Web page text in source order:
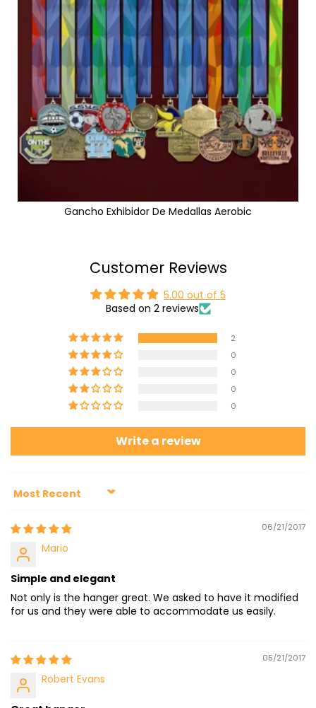
Gancho Exhibidor De Medallas Aerobic
Customer Reviews
5.00 out of 5
Based on 2 reviews
2
0
0
0
0
Write a review
Sort by
06/21/2017
Mario
Simple and elegant
Not only is the hanger great. We asked to have it modified
for us and they were able to accommodate us easily.
05/21/2017
Robert Evans